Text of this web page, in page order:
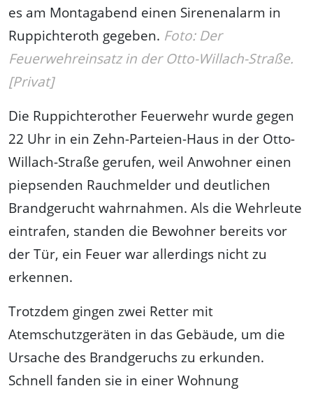
es am Montagabend einen Sirenenalarm in
Ruppichteroth gegeben. Foto: Der
Feuerwehreinsatz in der Otto-Willach-Straße.
[Privat]
Die Ruppichterother Feuerwehr wurde gegen
22 Uhr in ein Zehn-Parteien-Haus in der Otto-
Willach-Straße gerufen, weil Anwohner einen
piepsenden Rauchmelder und deutlichen
Brandgerucht wahrnahmen. Als die Wehrleute
eintrafen, standen die Bewohner bereits vor
der Tür, ein Feuer war allerdings nicht zu
erkennen.
Trotzdem gingen zwei Retter mit
Atemschutzgeräten in das Gebäude, um die
Ursache des Brandgeruchs zu erkunden.
Schnell fanden sie in einer Wohnung